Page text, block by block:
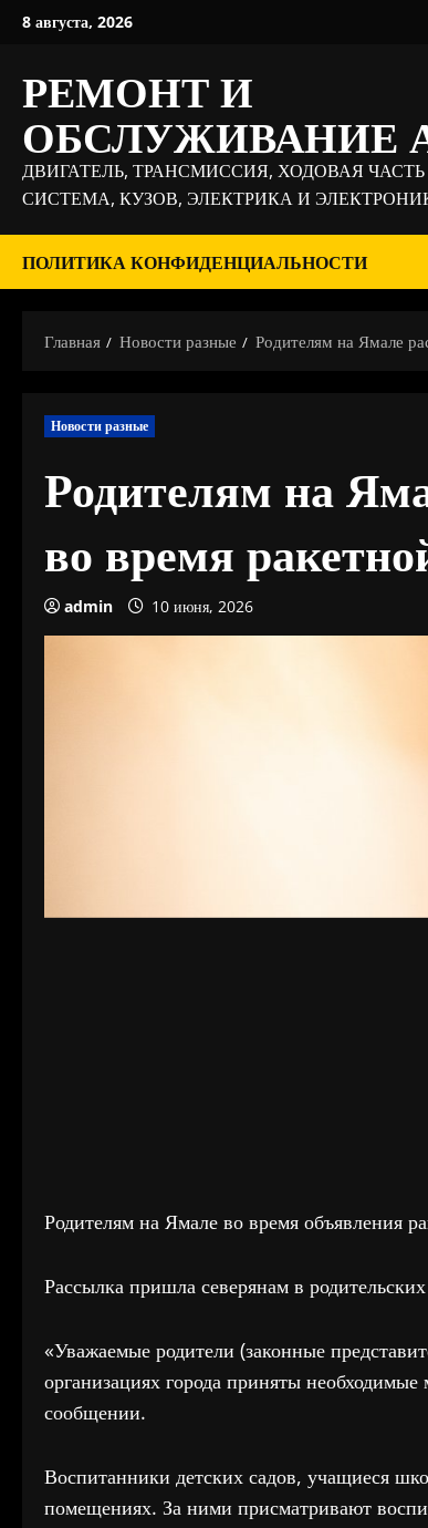
Перейти
8 августа, 2026
РЕМОНТ И
ОБСЛУЖИВАНИЕ
ДВИГАТЕЛЬ, ТРАНСМИССИЯ, ХОДОВАЯ
СИСТЕМА, КУЗОВ, ЭЛЕКТРИКА И
ПОЛИТИКА КОНФИДЕНЦИАЛЬНОСТИ
Главная Новости разные Родителям на Ямале
Новости разные
Родителям на
во время
admin 10 июня, 2026
Родителям на Ямале во время объявления
Рассылка пришла северянам в
«Уважаемые родители (законные
организациях города приняты
сообщении.
Воспитанники детских садов, учащиеся
помещениях. За ними присматривают